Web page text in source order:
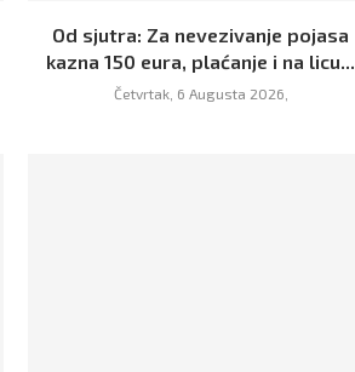
Od sjutra: Za nevezivanje pojasa
kazna 150 eura, plaćanje i na licu...
Četvrtak, 6 Augusta 2026,